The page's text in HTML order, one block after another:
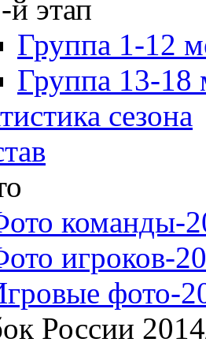
й этап
Группа 1-12
Группа 13-18
сезона
команды-
игроков-
фото-
России